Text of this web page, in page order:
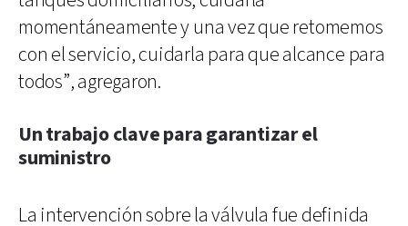
momentáneamente y una vez que retomemos
con el servicio, cuidarla para que alcance para
todos”, agregaron.
Un trabajo clave para garantizar el
suministro
La intervención sobre la válvula fue definida